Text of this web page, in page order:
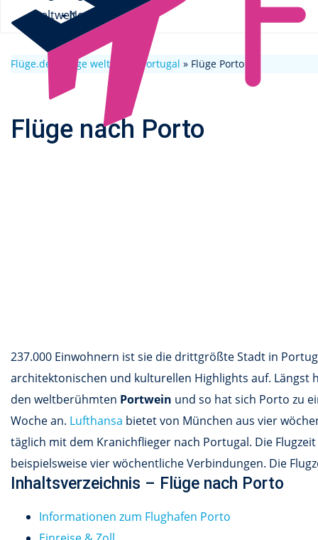
weltweitNews
Flüge.de Flüge weltweit Portugal » Flüge Porto
Flüge nach Porto
237.000 Einwohnern ist sie die drittgrößte Stadt in
architektonischen und kulturellen Highlights auf. Längst
den weltberühmten Portwein und so hat sich Porto zu
Woche an. Lufthansa bietet von München aus vier
täglich mit dem Kranichflieger nach Portugal. Die
beispielsweise vier wöchentliche Verbindungen. Die
Inhaltsverzeichnis – Flüge nach Porto
Informationen zum Flughafen Porto